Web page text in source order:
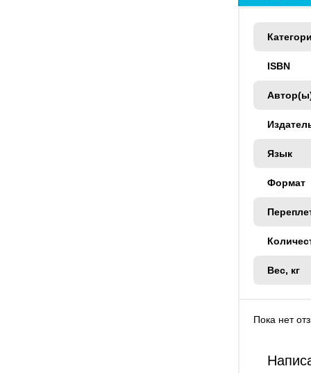
ISBN
Язык
Формат
Вес, кг
Пока нет